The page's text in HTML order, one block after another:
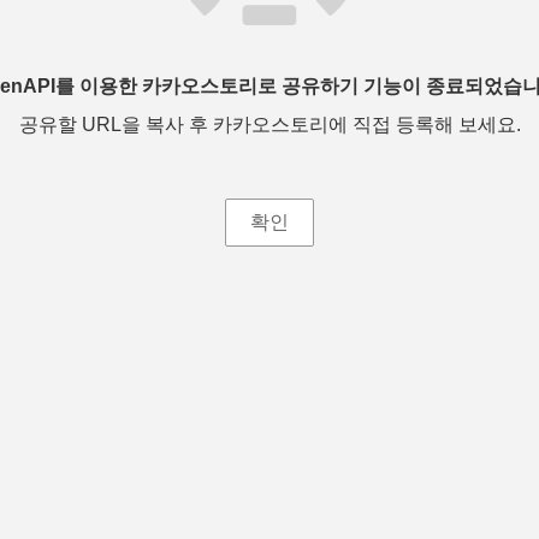
를 이용한 카카오스토리로 공유하기 기능이 종료되었습
공유할 URL을 복사 후 카카오스토리에 직접 등록해 보세요.
확인